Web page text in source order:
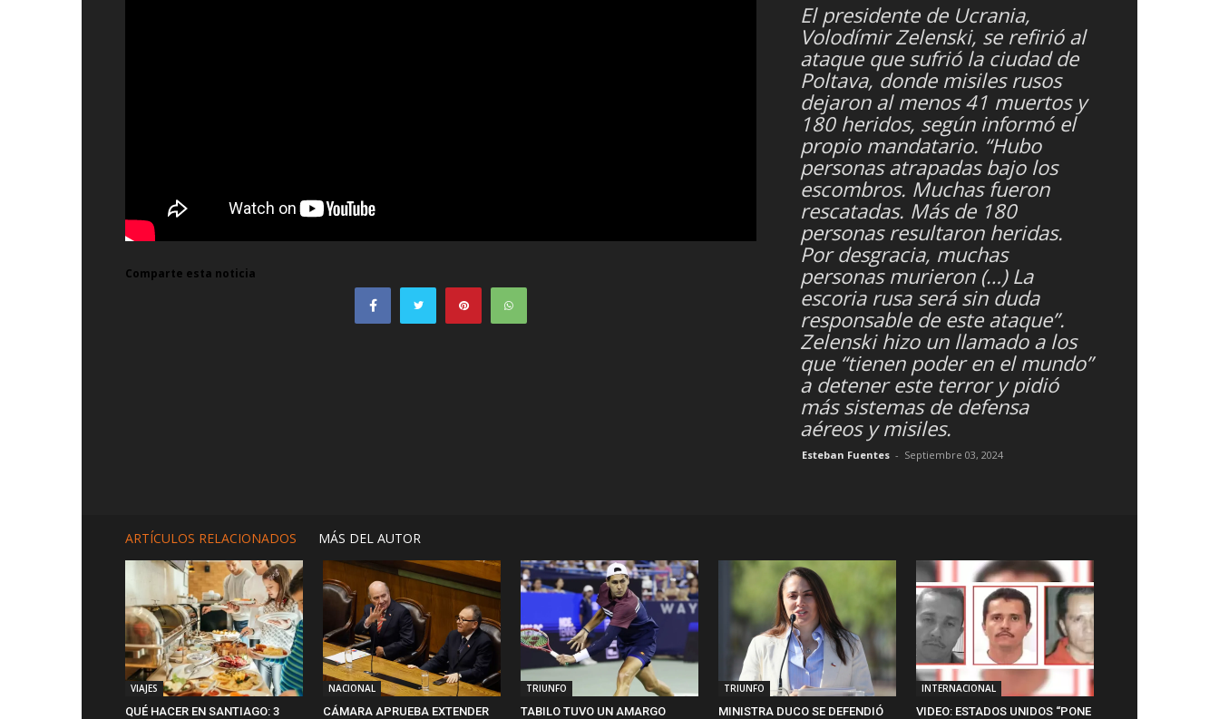
El presidente de Ucrania,
Volodímir Zelenski, se refirió al
ataque que sufrió la ciudad de
Poltava, donde misiles rusos
dejaron al menos 41 muertos y
180 heridos, según informó el
propio mandatario. “Hubo
personas atrapadas bajo los
escombros. Muchas fueron
rescatadas. Más de 180
personas resultaron heridas.
Por desgracia, muchas
personas murieron (…) La
escoria rusa será sin duda
responsable de este ataque”.
Zelenski hizo un llamado a los
que “tienen poder en el mundo”
a detener este terror y pidió
más sistemas de defensa
aéreos y misiles.
Esteban Fuentes - Septiembre 03, 2024
Comparte esta noticia
ARTÍCULOS RELACIONADOS MÁS DEL AUTOR
VIAJES
QUÉ HACER EN SANTIAGO: 3
NACIONAL
CÁMARA APRUEBA EXTENDER
TRIUNFO
TABILO TUVO UN AMARGO
TRIUNFO
MINISTRA DUCO SE DEFENDIÓ
INTERNACIONAL
VIDEO: ESTADOS UNIDOS “PONE